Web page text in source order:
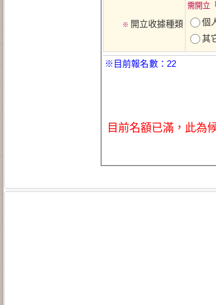
※ 開立收據種類
需開立
個
其
※目前報名數：22
目前名額已滿，此為